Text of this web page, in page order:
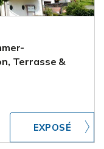
Terrasse &